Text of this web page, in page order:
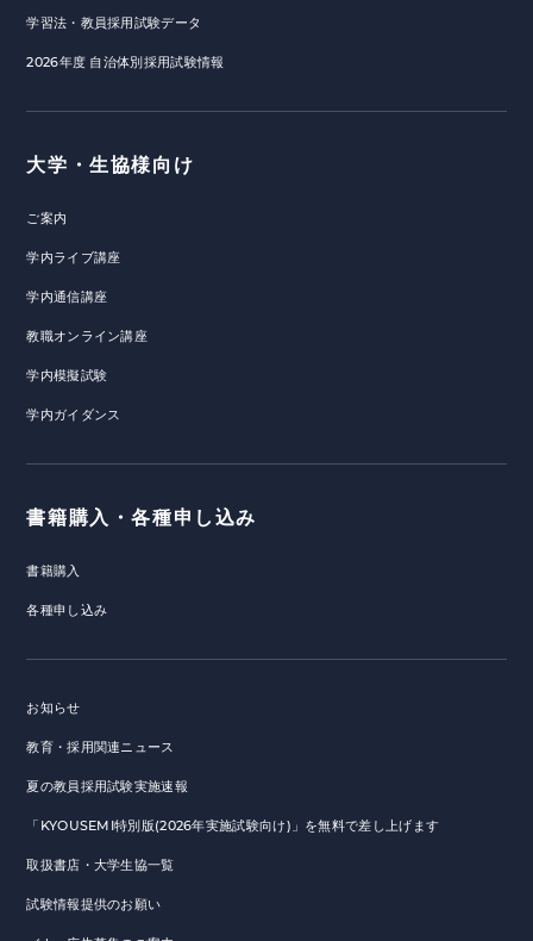
学習法・教員採用試験データ
2026年度 自治体別採用試験情報
大学・生協様向け
ご案内
学内ライブ講座
学内通信講座
教職オンライン講座
学内模擬試験
学内ガイダンス
書籍購入・各種申し込み
書籍購入
各種申し込み
お知らせ
教育・採用関連ニュース
夏の教員採用試験実施速報
「KYOUSEMI特別版(2026年実施試験向け)」を無料で差し上げます
取扱書店・大学生協一覧
試験情報提供のお願い